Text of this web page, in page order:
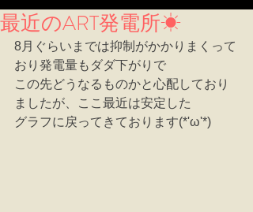
最近のART発電所☀
8月ぐらいまでは抑制がかかりまくって
おり発電量もダダ下がりで
この先どうなるものかと心配しており
ましたが、ここ最近は安定した
グラフに戻ってきております(*'ω'*)